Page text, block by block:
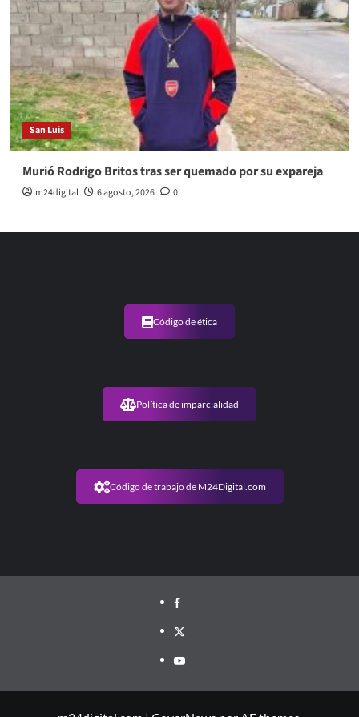
San Luis
Murió Rodrigo Britos tras ser quemado por su expareja
m24digital 6 agosto, 2026 0
Código de ética
Política de imparcialidad
Código de trabajo de M24Digital.com